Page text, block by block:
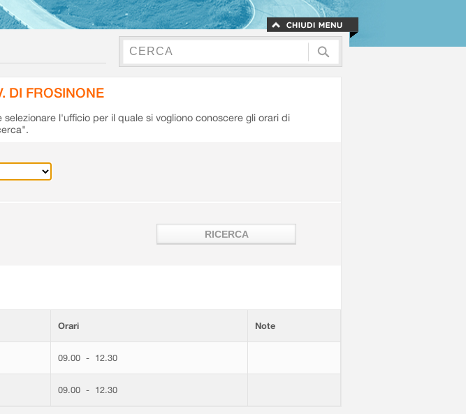
DI FROSINONE
l'ufficio per il quale si vogliono conoscere gli orari di
Orari Note
09.00 - 12.30
09.00 - 12.30